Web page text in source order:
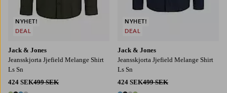
Jack & Jones
Jeansskjorta Jjefield Melange Shirt
Ls Sn
424 SEK499 SEK
NYHET!
DEAL
Jack & Jones
Jeansskjorta Jjefield Melange Shirt
Ls Sn
424 SEK499 SEK
NYHET!
DEAL